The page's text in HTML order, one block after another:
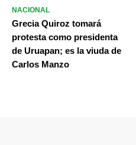
NACIONAL
Grecia Quiroz tomará
protesta como presidenta
de Uruapan; es la viuda de
Carlos Manzo